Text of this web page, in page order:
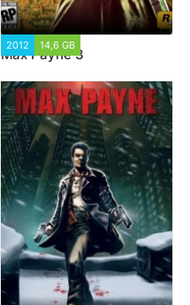
2012 14,6 GB
Max Payne 3